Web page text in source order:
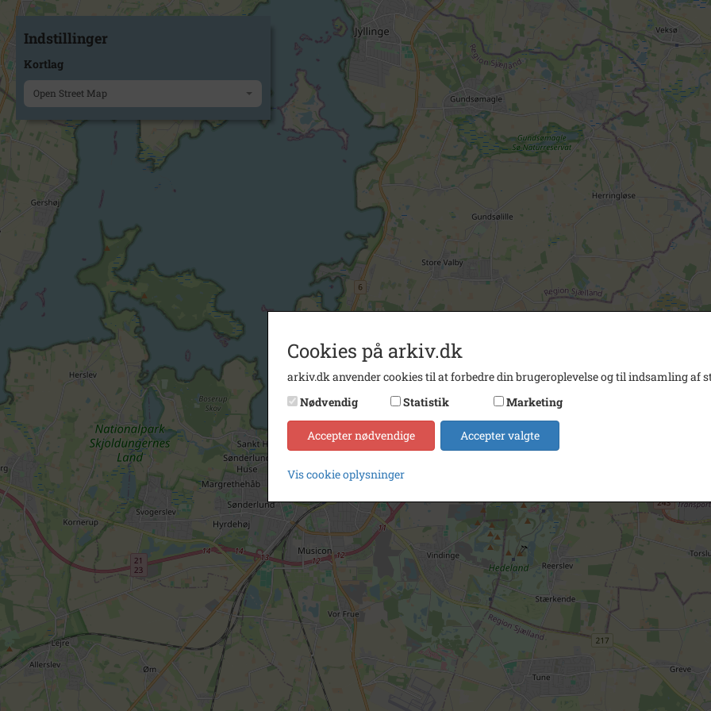
Indstillinger
Kortlag
Open Street Map
Cookies på arkiv.dk
arkiv.dk anvender cookies til at forbedre din brugeroplevelse og til indsamling af
Nødvendig
Statistik Marketing
Accepter nødvendige Accepter valgte
Vis cookie oplysninger